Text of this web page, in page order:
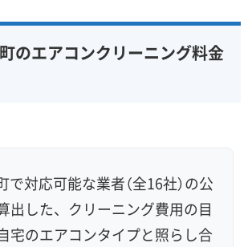
部分クリーニング
実績10年以上
アレルギー対策
ハウスダスト除去
ランチャイズ
(12)
のエアコンクリーニング料金
対応可能な業者（全16社）の公
出した、クリーニング費用の目
宅のエアコンタイプと照らし合